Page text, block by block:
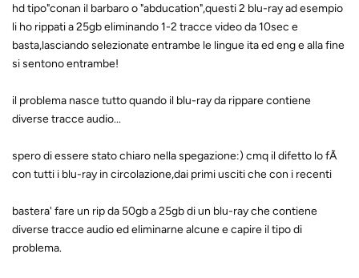
hd tipo"conan il barbaro o "abducation",questi 2 blu-ray ad esempio
li ho rippati a 25gb eliminando 1-2 tracce video da 10sec e
basta,lasciando selezionate entrambe le lingue ita ed eng e alla fine
si sentono entrambe!
il problema nasce tutto quando il blu-ray da rippare contiene
diverse tracce audio...
spero di essere stato chiaro nella spegazione:) cmq il difetto lo fÃ
con tutti i blu-ray in circolazione,dai primi usciti che con i recenti
bastera' fare un rip da 50gb a 25gb di un blu-ray che contiene
diverse tracce audio ed eliminarne alcune e capire il tipo di
problema.